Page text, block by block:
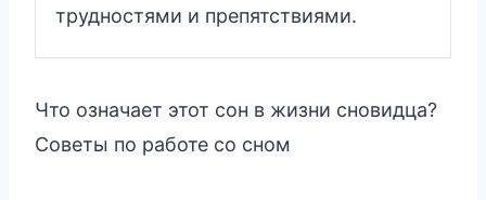
трудностями и препятствиями.
Что означает этот сон в жизни сновидца?
Советы по работе со сном